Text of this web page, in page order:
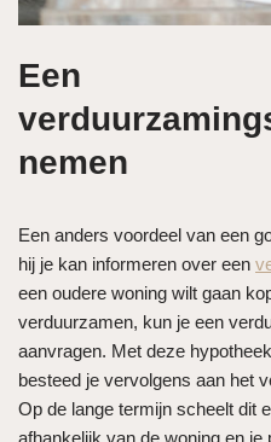
Een
nemen
Een anders voordeel van een
hij je kan informeren over een
een oudere woning wilt gaan
verduurzamen, kun je een
aanvragen. Met deze
besteed je vervolgens aan het
Op de lange termijn scheelt dit